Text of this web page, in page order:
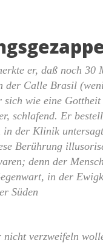
er, daß noch
der Calle Brasil
sich wie eine
schlafend. Er
der Klinik
Berührung
denn der
in der
Süden
verzweifeln